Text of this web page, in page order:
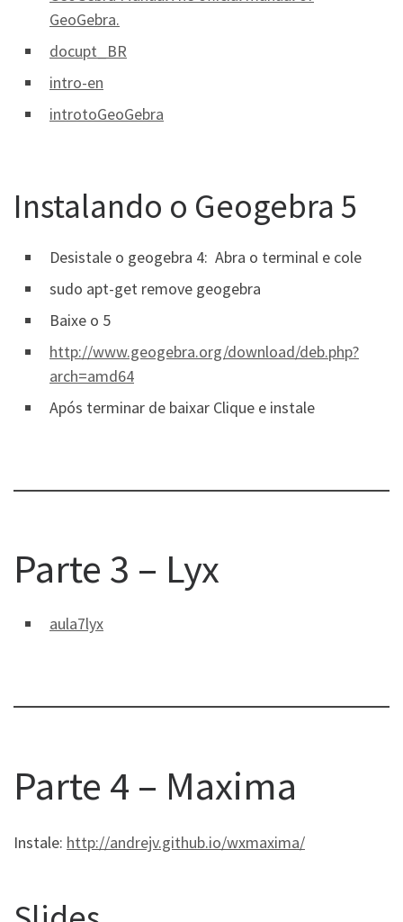
GeoGebra.
docupt_BR
intro-en
introtoGeoGebra
Instalando o Geogebra 5
Desistale o geogebra 4: Abra o terminal e cole
sudo apt-get remove geogebra
Baixe o 5
http://www.geogebra.org/download/deb.php?
arch=amd64
Após terminar de baixar Clique e instale
Parte 3 – Lyx
aula7lyx
Parte 4 – Maxima
Instale: http://andrejv.github.io/wxmaxima/